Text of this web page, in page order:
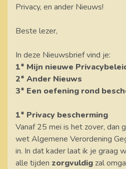
Privacy, en ander Nieuws!
Beste lezer,
In deze Nieuwsbrief vind je:
1* Mijn nieuwe
2* Ander Nieuws
3* Een oefening rond
1* Privacy bescherming
Vanaf 25 mei is het zover, dan
wet Algemene Verordening
in. In dat kader laat ik je graag
alle tijden zorgvuldig zal